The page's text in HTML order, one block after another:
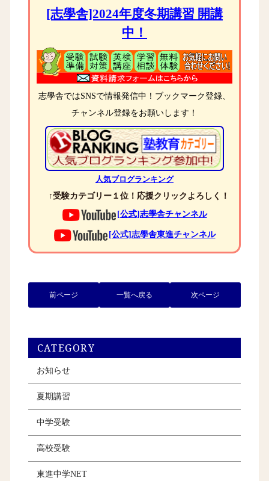
[志學舎]2024年度冬期講習 開講
中！
志學舎ではSNSで情報発信中！ブックマーク登録、
チャンネル登録をお願いします！
人気ブログランキング
↑受験カテゴリー１位！応援クリックよろしく！
[公式]志學舎チャンネル
[公式]志學舎東進チャンネル
前ページ 一覧へ戻る 次ページ
CATEGORY
お知らせ
夏期講習
中学受験
高校受験
東進中学NET